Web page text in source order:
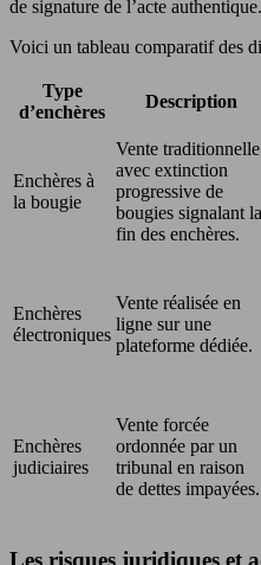
de signature de l’acte authentique.
Voici un tableau comparatif des
Type
d’enchères
Description
Enchères à
la bougie
Vente traditionnelle
avec extinction
progressive de
bougies signalant la
fin des enchères.
Enchères
électroniques
Vente réalisée en
ligne sur une
plateforme dédiée.
Enchères
judiciaires
Vente forcée
ordonnée par un
tribunal en raison
de dettes impayées.
Les risques juridiques et